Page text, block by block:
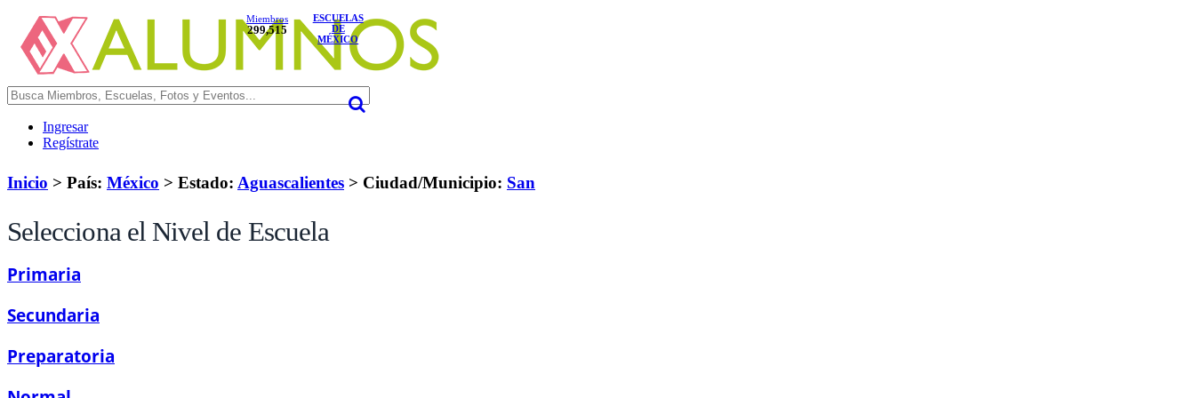
Miembros
299,515
ESCUELAS
DE
MÉXICO
Ingresar
Regístrate
Inicio > País: México > Estado: Aguascalientes > Ciudad/Municipio: San
Selecciona el Nivel de Escuela
Primaria
Secundaria
Preparatoria